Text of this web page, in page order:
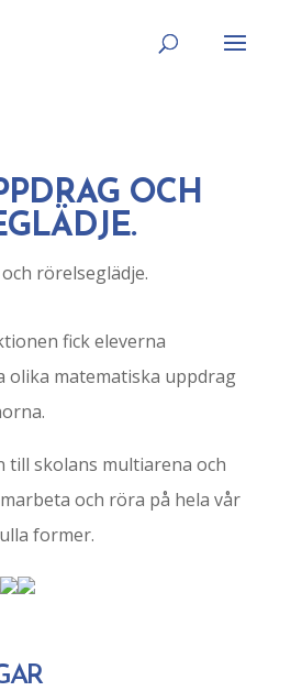
OCH
fick eleverna
olika matematiska uppdrag
till skolans multiarena och
och röra på hela vår
former.